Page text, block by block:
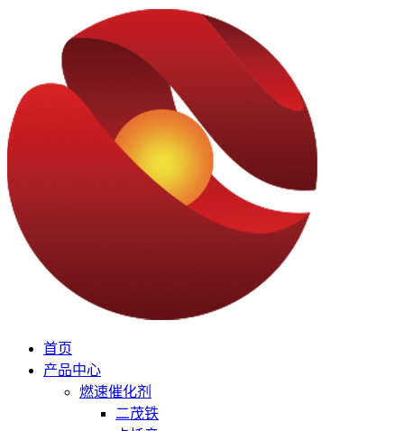
首页
产品中心
燃速催化剂
二茂铁